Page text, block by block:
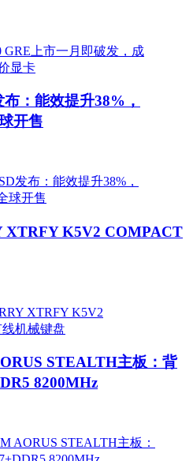
：能效提升38%，
开售
XTRFY K5V2 COMPACT
STEALTH主板：背
8200MHz